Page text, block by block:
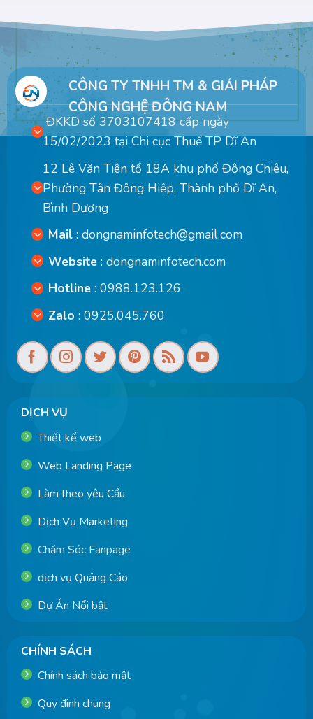
CÔNG TY TNHH TM & GIẢI PHÁP
CÔNG NGHỆ ĐÔNG NAM
ĐKKD số 3703107418 cấp ngày
15/02/2023 tại Chi cục Thuế TP Dĩ An
12 Lê Văn Tiên tổ 18A khu phố Đông Chiêu,
Phường Tân Đông Hiệp, Thành phố Dĩ An,
Bình Dương
Mail :dongnaminfotech@gmail.com
Website :dongnaminfotech.com
Hotline : 0988.123.126
Zalo : 0925.045.760
DỊCH VỤ
Thiết kế web
Web Landing Page
Làm theo yêu Cầu
Dịch Vụ Marketing
Chăm Sóc Fanpage
dịch vụ Quảng Cáo
Dự Án Nổi bật
CHÍNH SÁCH
Chính sách bảo mật
Quy đinh chung